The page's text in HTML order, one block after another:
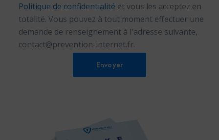
Politique de confidentialité et vous les acceptez en
totalité. Vous pouvez à tout moment effectuer une
demande de renseignement à l'adresse suivante,
contact@prevention-internet.fr.